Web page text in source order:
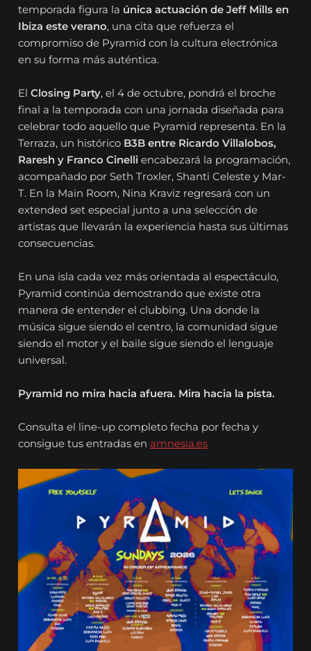
temporada figura la única actuación de Jeff Mills en
Ibiza este verano, una cita que refuerza el
compromiso de Pyramid con la cultura electrónica
en su forma más auténtica.
ElClosing Party, el 4 de octubre, pondrá el broche
final a la temporada con una jornada diseñada para
celebrar todo aquello que Pyramid representa. En la
Terraza, un histórico B3B entre Ricardo Villalobos,
Raresh y Franco Cinelli encabezará la programación,
acompañado por Seth Troxler, Shanti Celeste y Mar-
T. En la Main Room, Nina Kraviz regresará con un
extended set especial junto a una selección de
artistas que llevarán la experiencia hasta sus últimas
consecuencias.
En una isla cada vez más orientada al espectáculo,
Pyramid continúa demostrando que existe otra
manera de entender el clubbing. Una donde la
música sigue siendo el centro, la comunidad sigue
siendo el motor y el baile sigue siendo el lenguaje
universal.
Pyramid no mira hacia afuera. Mira hacia la pista.
Consulta el line-up completo fecha por fecha y
consigue tus entradas enamnesia.es